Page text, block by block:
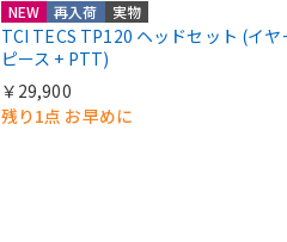
NEW 再入荷 実物
TCI TECS TP120 ヘッドセット (イヤ
ピース + PTT)
￥29,900
残り1点 お早めに